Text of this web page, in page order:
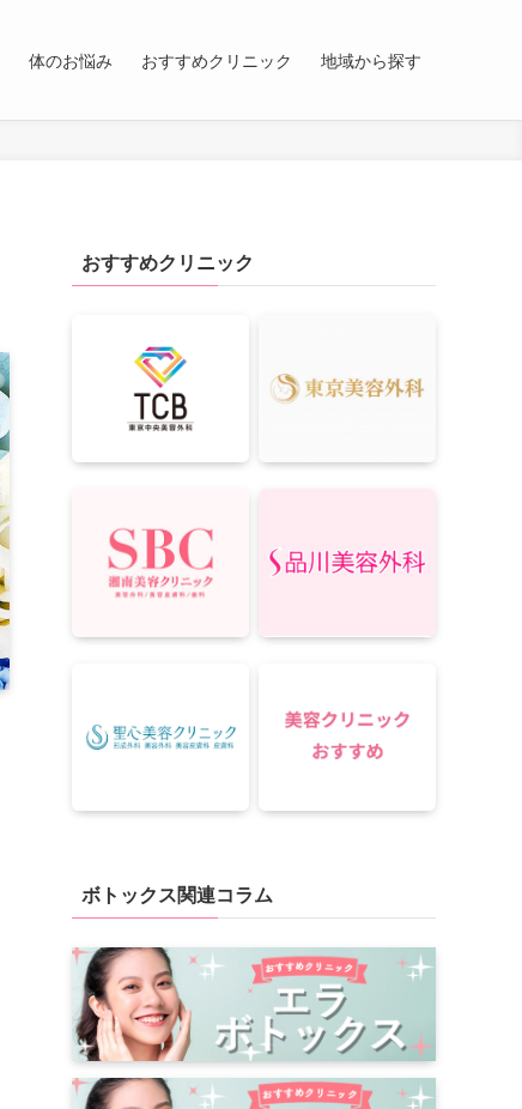
体のお悩み おすすめクリニック 地域から探す
おすすめクリニック
ボトックス関連コラム